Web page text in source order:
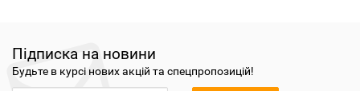
Підписка на новини
Будьте в курсі нових акцій та спецпропозицій!